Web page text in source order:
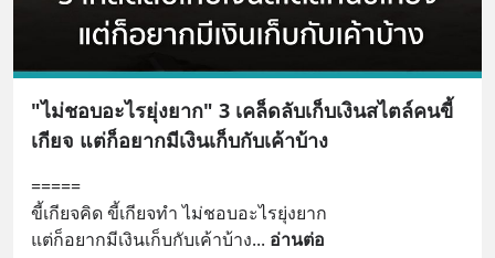
"ไม่ชอบอะไรยุ่งยาก" 3 เคล็ดลับเก็บเงินสไตล์คนขี้
เกียจ แต่ก็อยากมีเงินเก็บกับเค้าบ้าง
=====
ขี้เกียจคิด ขี้เกียจทำ ไม่ชอบอะไรยุ่งยาก
แต่ก็อยากมีเงินเก็บกับเค้าบ้าง... อ่านต่อ